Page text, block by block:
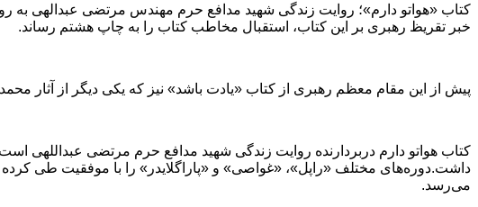
کتاب «هواتو دارم»؛ روایت زندگی شهید مدافع حرم مهندس مرتضی عبدالهی
خبر تقریظ رهبری بر این کتاب،‌ استقبال مخاطب کتاب را به چاپ هشتم رساند.
پیش از این مقام معظم رهبری از کتاب «یادت باشد» نیز که یکی دیگر از آثار
می‌رسد.